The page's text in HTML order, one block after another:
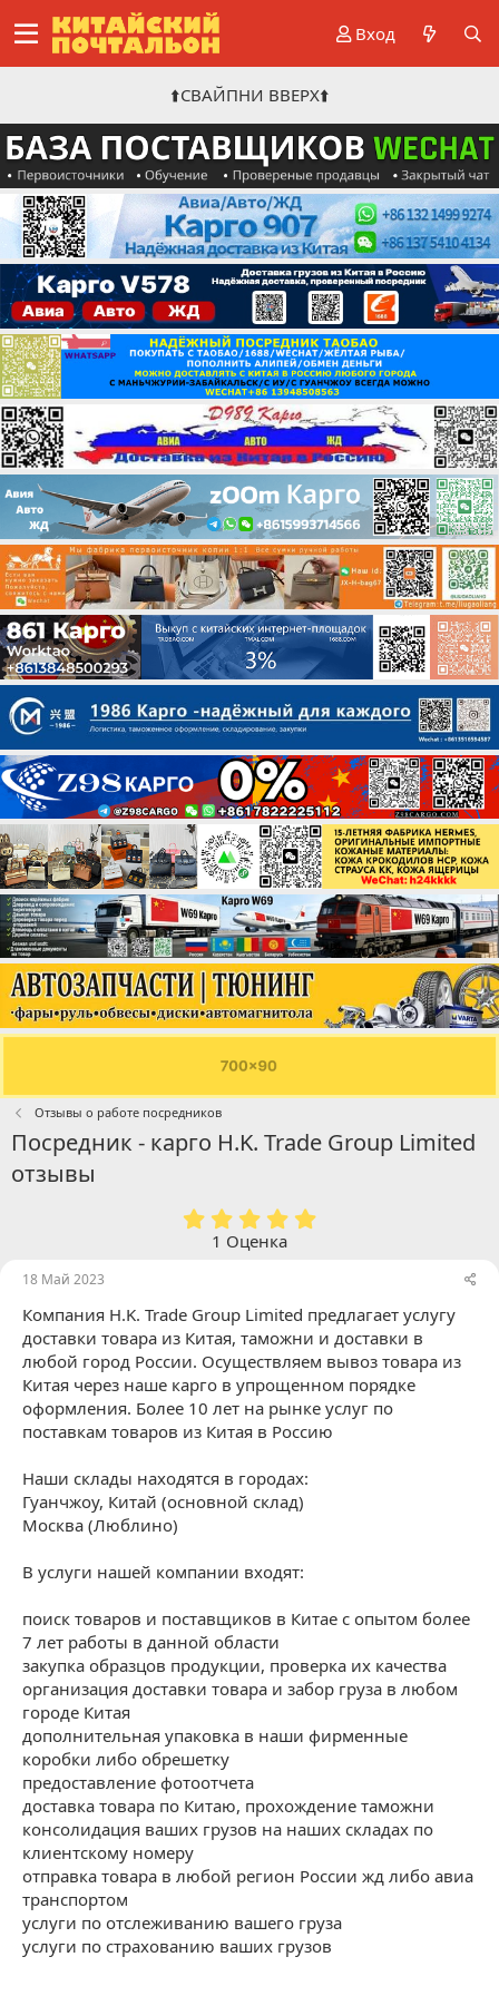
Вход
⬆️СВАЙПНИ ВВЕРХ⬆️
Отзывы о работе посредников
Посредник - карго H.K. Trade Group Limited
отзывы
в
ё
з
д
1 Оценка
18 Май 2023
Компания H.K. Trade Group Limited предлагает услугу
доставки товара из Китая, таможни и доставки в
любой город России. Осуществляем вывоз товара из
Китая через наше карго в упрощенном порядке
оформления. Более 10 лет на рынке услуг по
поставкам товаров из Китая в Россию
Наши склады находятся в городах:
Гуанчжоу, Китай (основной склад)
Москва (Люблино)
В услуги нашей компании входят:
поиск товаров и поставщиков в Китае с опытом более
7 лет работы в данной области
закупка образцов продукции, проверка их качества
организация доставки товара и забор груза в любом
городе Китая
дополнительная упаковка в наши фирменные
коробки либо обрешетку
предоставление фотоотчета
доставка товара по Китаю, прохождение таможни
консолидация ваших грузов на наших складах по
клиентскому номеру
отправка товара в любой регион России жд либо авиа
транспортом
услуги по отслеживанию вашего груза
услуги по страхованию ваших грузов